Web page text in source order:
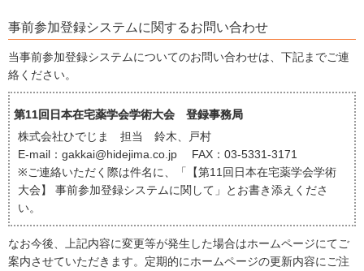
事前参加登録システムに関するお問い合わせ
当事前参加登録システムについてのお問い合わせは、下記までご連
絡ください。
第11回日本在宅薬学会学術大会 登録事務局
株式会社ひでじま 担当 鈴木、戸村
E-mail：gakkai@hidejima.co.jp FAX：03-5331-3171
※ご連絡いただく際は件名に、「【第11回日本在宅薬学会学術
大会】 事前参加登録システムに関して」とお書き添えくださ
い。
なお今後、上記内容に変更等が発生した場合はホームページにてご
案内させていただきます。定期的にホームページの更新内容にご注